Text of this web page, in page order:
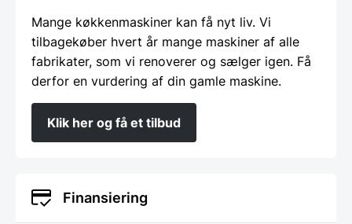
Mange køkkenmaskiner kan få nyt liv. Vi
tilbagekøber hvert år mange maskiner af alle
fabrikater, som vi renoverer og sælger igen. Få
derfor en vurdering af din gamle maskine.
Klik her og få et tilbud
Finansiering